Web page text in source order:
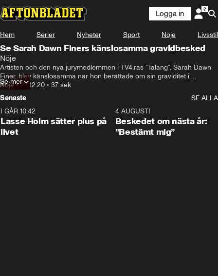
Logga in
Hem Serier Nyheter Sport Nöje Livsstil
Se Sarah Dawn Finers känslosamma gravidbesked
Nöje
Artisten och den nya jurymedlemmen i TV4:ras ”Talang”, Sarah Dawn
Finer, blev känslosamma när hon berättade om sin graviditet i
programmet ”Efter fem”.
Nöje•22.12.20 • 37 sek
Se mer
Senaste
SE ALLA
I GÅR 10:42
Lasse Holm sätter plus på
livet
4 AUGUSTI
Beskedet om nästa år:
”Bestämt mig”